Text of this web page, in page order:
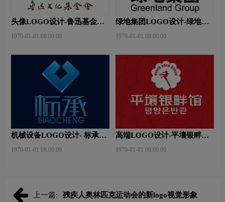
头像LOGO设计-鲁迅基金会
1970-01-01 08:00:00
绿地集团LOGO设计-绿地集
1970-01-01 08:00:00
机械设备LOGO设计- 标承机
1970-01-01 08:00:00
高端LOGO设计-平壤银畔馆
1970-01-01 08:00:00
上一篇: 残疾人奥林匹克运动会的新logo视觉形象